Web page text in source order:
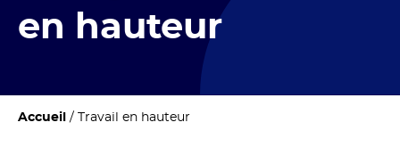
en hauteur
Accueil / Travail en hauteur